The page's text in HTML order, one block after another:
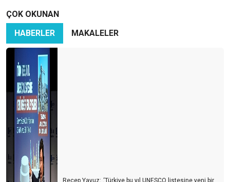
Savaş Dünya Turizmini Vurdu
2026 için temkinli olmalı ve sağlıklı hedefler koymalıyız
HANGİ LİSTE DAHA ÖNEMLİ ?
TURİZMDE HAYALLER PARİS
TURİZMCİ TEDİRGİN
2025: KİTLE TURİZMİNİN EN PAHALI YILI
Bir Müze Hikâyesi
MÜZE MESELESİ
ÇOK OKUNAN
HABERLER
MAKALELER
Recep Yavuz: ‚‘Türkiye bu yıl UNESCO listesine yeni bir